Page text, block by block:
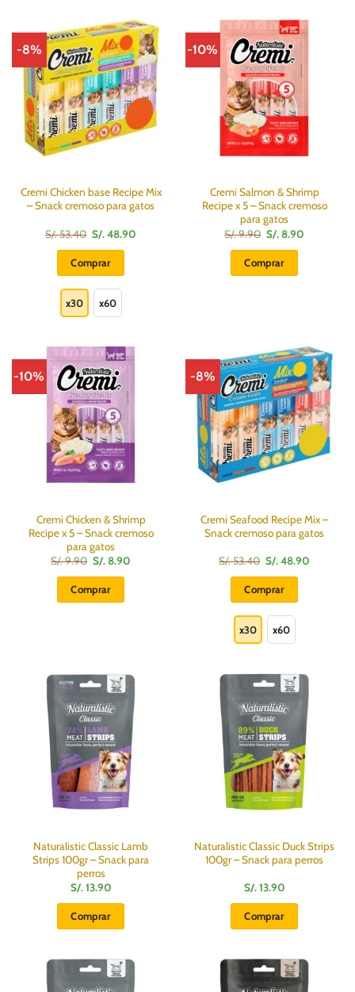
-8%
Cremi Chicken base Recipe Mix
– Snack cremoso para gatos
S/.53.40 El
precio
original
era:
S/.
S/.48.90
Comprar
producto
tiene
variantes.
Las
opciones
se
pueden
elegir
en
la
página
producto
x30 x60
-10%
Cremi Salmon & Shrimp
Recipe x 5 – Snack cremoso
para gatos
S/.9.90 El
precio
original
era:
S/.
S/.8.90
Comprar
-10%
Cremi Chicken & Shrimp
Recipe x 5 – Snack cremoso
para gatos
S/.9.90 El
precio
original
era:
S/.
S/.8.90
Comprar
-8%
Cremi Seafood Recipe Mix –
Snack cremoso para gatos
S/.53.40 El
precio
original
era:
S/.
S/.48.90
Comprar
producto
tiene
variantes.
opciones
se
pueden
elegir
en
la
página
producto
x30 x60
Naturalistic Classic Lamb
Strips 100gr – Snack para
perros
S/.13.90
Comprar
Naturalistic Classic Duck Strips
100gr – Snack para perros
S/.13.90
Comprar